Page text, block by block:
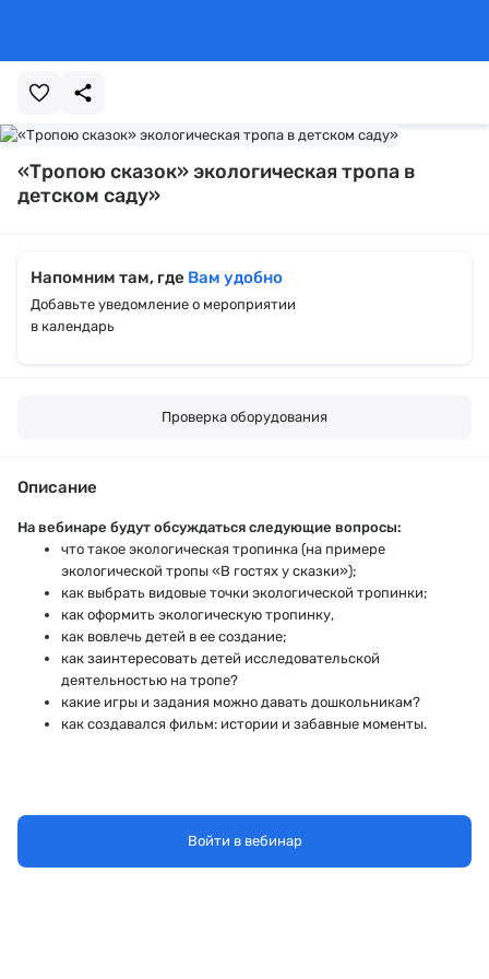
«Тропою сказок» экологическая тропа в
детском саду»
Напомним там, где Вам удобно
Добавьте уведомление о мероприятии
в календарь
Проверка оборудования
Описание
На вебинаре будут обсуждаться следующие вопросы:
что такое экологическая тропинка (на примере
экологической тропы «В гостях у сказки»);
как выбрать видовые точки экологической тропинки;
как оформить экологическую тропинку,
как вовлечь детей в ее создание;
как заинтересовать детей исследовательской
деятельностью на тропе?
какие игры и задания можно давать дошкольникам?
как создавался фильм: истории и забавные моменты.
Войти в вебинар